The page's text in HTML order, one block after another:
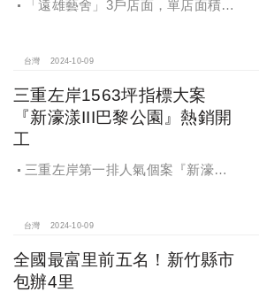
「遠雄藝舍」3戶店面，單店面積在
百萬的交易行情
台灣 2024-10-09
三重左岸1563坪指標大案
『新濠漾III巴黎公園』熱銷開
工
三重左岸第一排人氣個案『新濠漾III
台灣 2024-10-09
全國最富里前五名！新竹縣市
包辦4里